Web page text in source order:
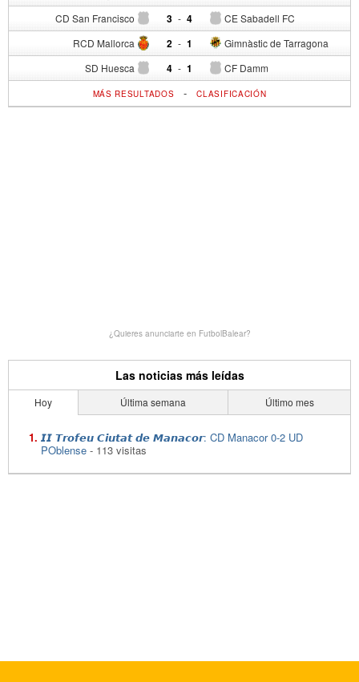
CD San Francisco 3 - CE Sabadell FC
4
RCD Mallorca 2 - Gimnàstic de Tarragona
1
SD Huesca 4 - CF Damm
1
MÁS RESULTADOS -CLASIFICACIÓN
¿Quieres anunciarte en FutbolBalear?
Las noticias más leídas
Hoy Última semana Último mes
𝙄𝙄 𝙏𝙧𝙤𝙛𝙚𝙪 𝘾𝙞𝙪𝙩𝙖𝙩 𝙙𝙚 𝙈𝙖𝙣𝙖𝙘𝙤𝙧: CD Manacor 0-2 UD
POblense - 113 visitas